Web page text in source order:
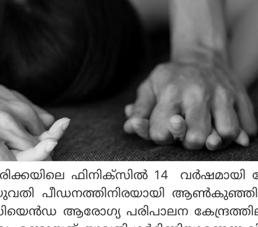
ഫിനിക്സിൽ 14 വർഷമായി
പീഡനത്തിനിരയായി
ആരോഗ്യ പരിപാലന